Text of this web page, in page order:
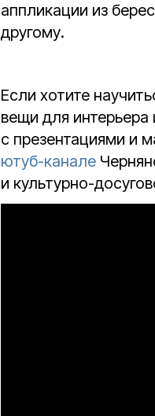
аппликации из
другому.
Если хотите
вещи для
с презентациями и
ютуб-канале
и культурно-